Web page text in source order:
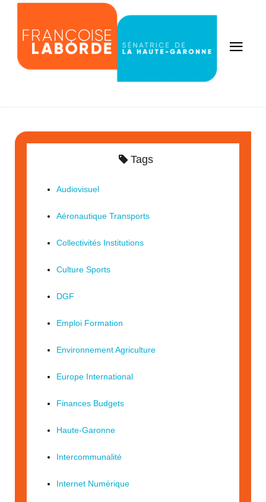
Tags
Audiovisuel
Aéronautique Transports
Collectivités Institutions
Culture Sports
DGF
Emploi Formation
Environnement Agriculture
Europe International
Finances Budgets
Haute-Garonne
Intercommunalité
Internet Numérique